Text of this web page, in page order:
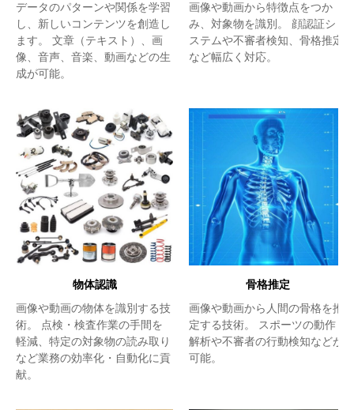
データのパターンや関係を学習
し、新しいコンテンツを創造し
ます。 文章（テキスト）、画
像、音声、音楽、動画などの生
成が可能。
画像や動画から特徴点をつか
み、対象物を識別。 顔認証シ
ステムや不審者検知、骨格推定
など幅広く対応。
物体認識
画像や動画の物体を識別する技
術。 点検・検査作業の手間を
軽減、特定の対象物の読み取り
など業務の効率化・自動化に貢
献。
骨格推定
画像や動画から人間の骨格を推
定する技術。 スポーツの動作
解析や不審者の行動検知などが
可能。